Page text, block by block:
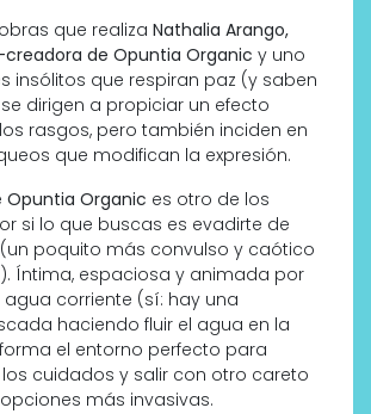
que realiza Nathalia Arango,
de Opuntia Organic y uno
insólitos que respiran paz (y saben
dirigen a propiciar un efecto
rasgos, pero también inciden en
que modifican la expresión.
Opuntia Organic es otro de los
si lo que buscas es evadirte de
poquito más convulso y caótico
Íntima, espaciosa y animada por
corriente (sí: hay una
haciendo fluir el agua en la
el entorno perfecto para
cuidados y salir con otro careto
más invasivas.